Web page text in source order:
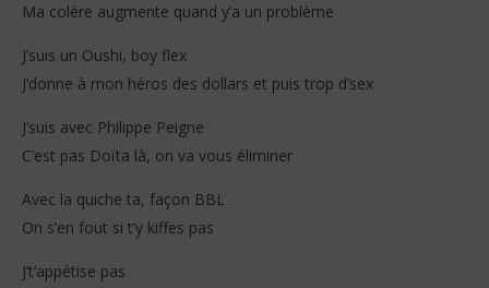
Ma colère augmente quand y’a un problème
J’suis un Oushi, boy flex
J’donne à mon héros des dollars et puis trop d’sex
J’suis avec Philippe Peigne
C’est pas Doïta là, on va vous éliminer
Avec la quiche ta, façon BBL
On s’en fout si t’y kiffes pas
J’t’appétise pas